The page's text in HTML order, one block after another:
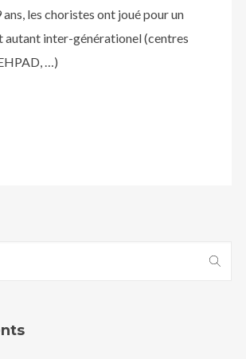
ans, les choristes ont joué pour un
autant inter-générationel (centres
…)